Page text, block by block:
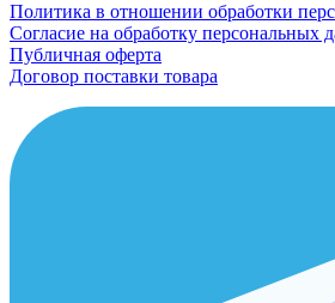
Политика в отношении обработки
Согласие на обработку персональных
Публичная оферта
Договор поставки товара